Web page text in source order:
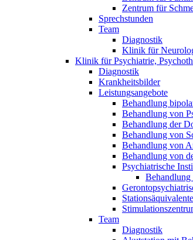
Zentrum für
Sprechstunden
Team
Diagnostik
Klinik für
Klinik für Psychiatrie,
Diagnostik
Krankheitsbilder
Leistungsangebote
Behandlung
Behandlung von
Behandlung der
Behandlung von
Behandlung von
Behandlung von
Psychiatrische
Behandlung
Team
Diagnostik